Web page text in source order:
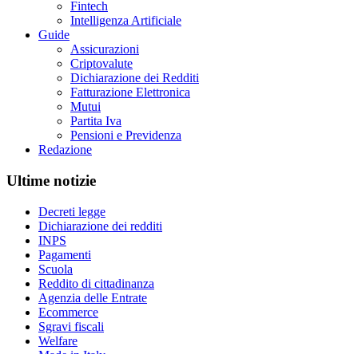
Fintech
Intelligenza Artificiale
Guide
Assicurazioni
Criptovalute
Dichiarazione dei Redditi
Fatturazione Elettronica
Mutui
Partita Iva
Pensioni e Previdenza
Redazione
Ultime notizie
Decreti legge
Dichiarazione dei redditi
INPS
Pagamenti
Scuola
Reddito di cittadinanza
Agenzia delle Entrate
Ecommerce
Sgravi fiscali
Welfare